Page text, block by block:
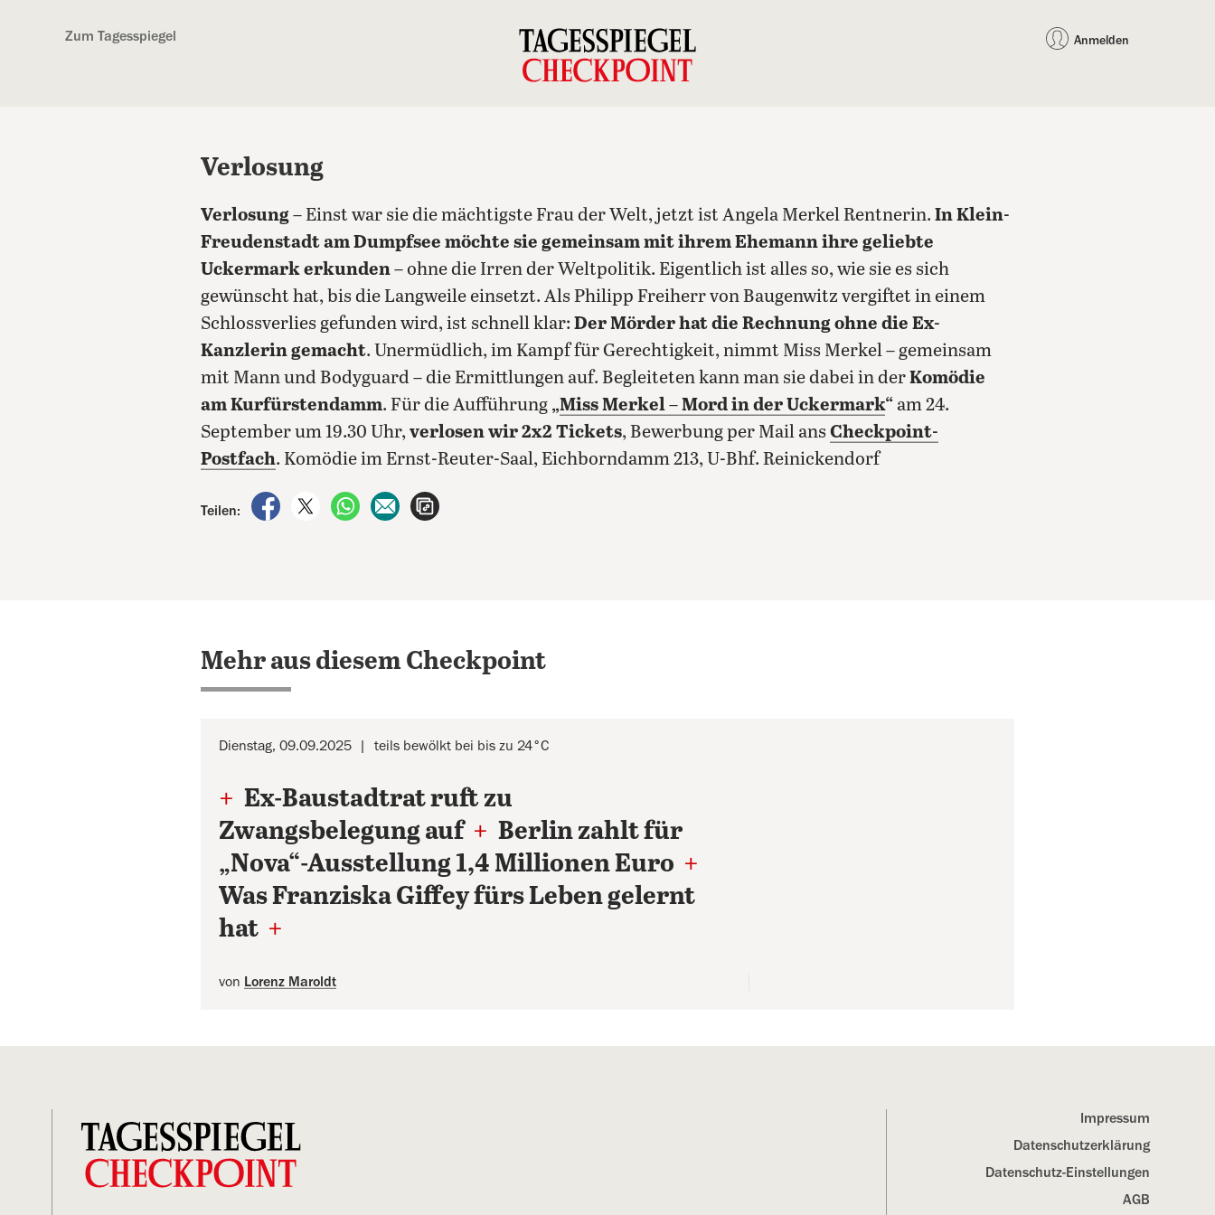
Zum Tagesspiegel Anmelden
Verlosung
Verlosung – Einst war sie die mächtigste Frau der Welt, jetzt ist Angela Merkel Rentnerin. In Klein-
Freudenstadt am Dumpfsee möchte sie gemeinsam mit ihrem Ehemann ihre geliebte
Uckermark erkunden– ohne die Irren der Weltpolitik. Eigentlich ist alles so, wie sie es sich
gewünscht hat, bis die Langweile einsetzt. Als Philipp Freiherr von Baugenwitz vergiftet in einem
Schlossverlies gefunden wird, ist schnell klar:Der Mörder hat die Rechnung ohne die Ex-
Kanzlerin gemacht. Unermüdlich, im Kampf für Gerechtigkeit, nimmt Miss Merkel – gemeinsam
mit Mann und Bodyguard – die Ermittlungen auf. Begleiteten kann man sie dabei in derKomödie
am Kurfürstendamm. Für die Aufführung „Miss Merkel – Mord in der Uckermark“ am 24.
September um 19.30 Uhr,verlosen wir 2x2 Tickets, Bewerbung per Mail ansCheckpoint-
Postfach. Komödie im Ernst-Reuter-Saal, Eichborndamm 213, U-Bhf. Reinickendorf
Teilen:
auf Facebook teilen
auf X teilenper WhatsApp teilen
per E-Mail teilen
Mehr aus diesem Checkpoint
Dienstag, 09.09.2025 teils bewölkt bei bis zu 24°C
+ Ex-Baustadtrat ruft zu
Zwangsbelegung auf + Berlin zahlt für
„Nova“-Ausstellung 1,4 Millionen Euro +
Was Franziska Giffey fürs Leben gelernt
hat +
von Lorenz Maroldt
Impressum
Datenschutz­erklärung
Datenschutz-Einstellungen
AGB